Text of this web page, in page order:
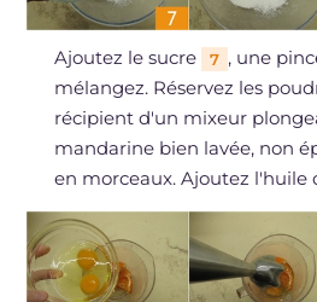
Ajoutez le sucre 7 , une
mélangez. Réservez les
récipient d'un mixeur
mandarine bien lavée, non
en morceaux. Ajoutez l'huile